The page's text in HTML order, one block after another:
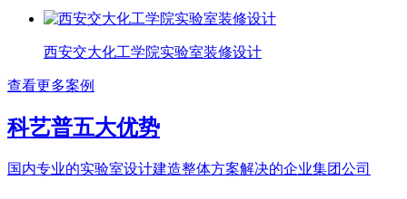
西安交大化工学院实验室装修设计
查看更多案例
科艺普五大优势
国内专业的实验室设计建造整体方案解决的企业集团公司